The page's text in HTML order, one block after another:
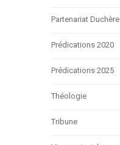
Partenariat Duchère
Prédications 2020
Prédications 2025
Théologie
Tribune